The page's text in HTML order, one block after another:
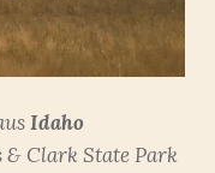
Idaho
Clark State Park